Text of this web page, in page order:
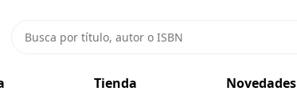
Tienda Novedades